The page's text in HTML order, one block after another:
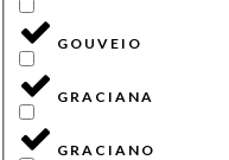
GOUVEIO
GRACIANA
GRACIANO